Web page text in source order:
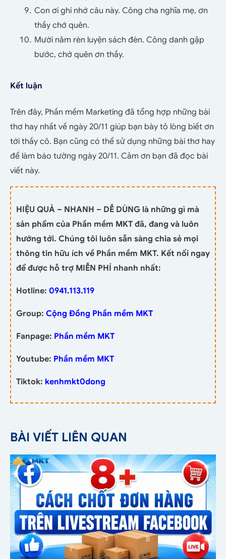
Con ơi ghi nhớ câu này. Công cha nghĩa mẹ, ơn
thầy chớ quên.
Mười năm rèn luyện sách đèn. Công danh gặp
bước, chớ quên ơn thầy.
Kết luận
Trên đây, Phần mềm Marketing đã tổng hợp những bài
thơ hay nhất về ngày 20/11 giúp bạn bày tỏ lòng biết ơn
tới thầy cô. Bạn cũng có thể sử dụng những bài thơ hay
để làm báo tường ngày 20/11. Cảm ơn bạn đã đọc bài
viết này.
HIỆU QUẢ – NHANH – DỄ DÙNG là những gì mà
sản phẩm của Phần mềm MKT đã, đang và luôn
hướng tới. Chúng tôi luôn sẵn sàng chia sẻ mọi
thông tin hữu ích về Phần mềm MKT. Kết nối ngay
để được hỗ trợ MIỄN PHÍ nhanh nhất:
Hotline: 0941.113.119
Group: Cộng Đồng Phần mềm MKT
Fanpage: Phần mềm MKT
Youtube: Phần mềm MKT
Tiktok: kenhmkt0dong
BÀI VIẾT LIÊN QUAN